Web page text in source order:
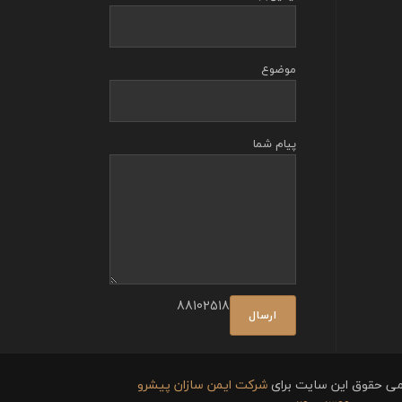
موضوع
پیام شما
88102518
حقوق این سایت برایشرکت ایمن سازان پیشرو